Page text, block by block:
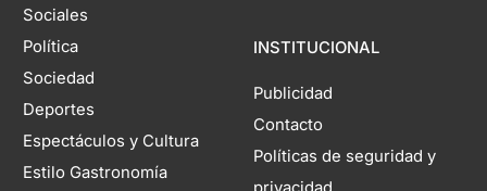
Sociales
Política
Sociedad
Deportes
Espectáculos y Cultura
Estilo Gastronomía
INSTITUCIONAL
Publicidad
Contacto
Políticas de seguridad y